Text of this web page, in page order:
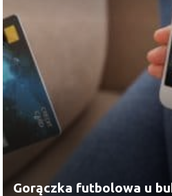
Gorączka futbolowa u